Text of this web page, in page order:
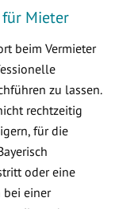
Mieter
beim Vermieter
zu lassen.
rechtzeitig
für die
oder eine
bei einer